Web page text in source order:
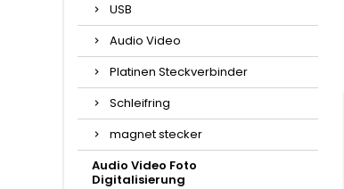
USB
Audio Video
Platinen Steckverbinder
Schleifring
magnet stecker
Audio Video Foto
Digitalisierung